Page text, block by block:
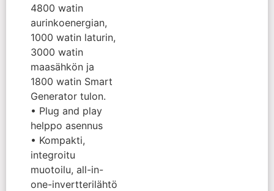
4800 watin
aurinkoenergian,
1000 watin laturin,
3000 watin
maasähkön ja
1800 watin Smart
Generator tulon.
• Plug and play
helppo asennus
• Kompakti,
integroitu
muotoilu, all-in-
one-invertterilähtö